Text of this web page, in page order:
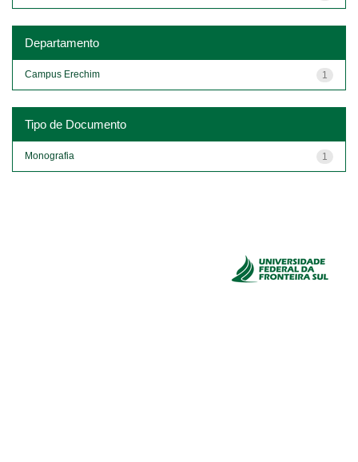
Departamento
1
Campus Erechim
Tipo de Documento
1
Monografia